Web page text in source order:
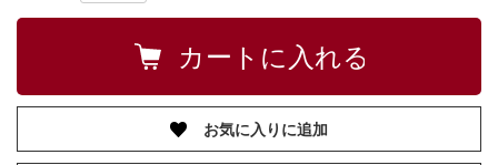
お気に入りに追加